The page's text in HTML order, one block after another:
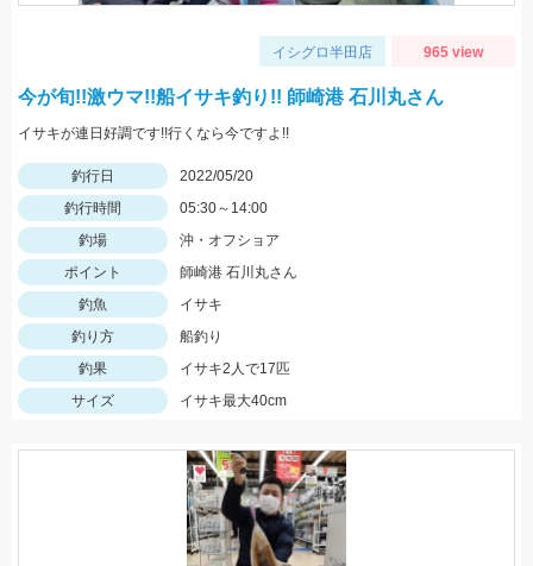
イシグロ半田店 965 view
今が旬!!激ウマ!!船イサキ釣り!! 師崎港 石川丸さん
イサキが連日好調です!!行くなら今ですよ!!
釣行日
2022/05/20
釣行時間
05:30～14:00
釣場
沖・オフショア
ポイント
師崎港 石川丸さん
釣魚
イサキ
釣り方
船釣り
釣果
イサキ2人で17匹
サイズ
イサキ最大40cm